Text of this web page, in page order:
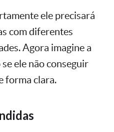
ele precisará
com diferentes
Agora imagine a
ele não conseguir
forma clara.